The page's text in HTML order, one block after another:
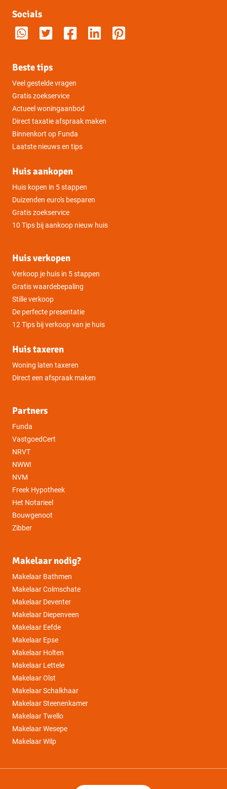
Socials
Beste tips
Veel gestelde vragen
Gratis zoekservice
Actueel woningaanbod
Direct taxatie afspraak maken
Binnenkort op Funda
Laatste nieuws en tips
Huis aankopen
Huis kopen in 5 stappen
Duizenden euro's besparen
Gratis zoekservice
10 Tips bij aankoop nieuw huis
Huis verkopen
Verkoop je huis in 5 stappen
Gratis waardebepaling
Stille verkoop
De perfecte presentatie
12 Tips bij verkoop van je huis
Huis taxeren
Woning laten taxeren
Direct een afspraak maken
Partners
Funda
VastgoedCert
NRVT
NWWI
NVM
Freek Hypotheek
Het Notarieel
Bouwgenoot
Zibber
Makelaar nodig?
Makelaar Bathmen
Makelaar Colmschate
Makelaar Deventer
Makelaar Diepenveen
Makelaar Eefde
Makelaar Epse
Makelaar Holten
Makelaar Lettele
Makelaar Olst
Makelaar Schalkhaar
Makelaar Steenenkamer
Makelaar Twello
Makelaar Wesepe
Makelaar Wilp